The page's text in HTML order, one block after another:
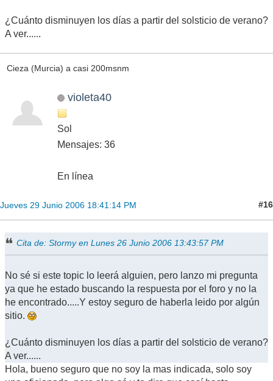
¿Cuánto disminuyen los días a partir del solsticio de verano?
A ver......
Cieza (Murcia) a casi 200msnm
violeta40
Sol
Mensajes: 36
En línea
Jueves 29 Junio 2006 18:41:14 PM #16
Cita de: Stormy en Lunes 26 Junio 2006 13:43:57 PM
No sé si este topic lo leerá alguien, pero lanzo mi pregunta
ya que he estado buscando la respuesta por el foro y no la
he encontrado.....Y estoy seguro de haberla leido por algún
sitio.
¿Cuánto disminuyen los días a partir del solsticio de verano?
A ver......
Hola, bueno seguro que no soy la mas indicada, solo soy